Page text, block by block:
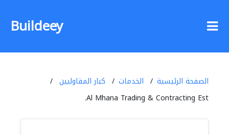
Buildeey
الصفحة الرئيسية الخدمات
كبار المقاوليين
Al Mhana Trading & Contracting Est.